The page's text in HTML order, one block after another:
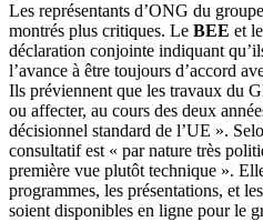
Les représentants d’ONG du
montrés plus critiques. Le BEE et le
déclaration conjointe indiquant
l’avance à être toujours d’accord
Ils préviennent que les travaux du
ou affecter, au cours des deux
décisionnel standard de l’UE ».
consultatif est « par nature très
première vue plutôt technique ».
programmes, les présentations, et
soient disponibles en ligne pour le